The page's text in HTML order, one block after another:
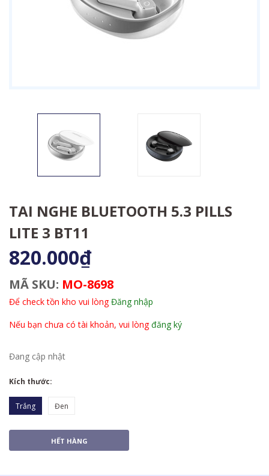
TAI NGHE BLUETOOTH 5.3 PILLS
LITE 3 BT11
820.000₫
MÃ SKU: MO-8698
Để check tồn kho vui lòngĐăng nhập
Nếu bạn chưa có tài khoản, vui lòngđăng ký
Đang cập nhật
Kích thước:
Trắng Đen
HẾT HÀNG